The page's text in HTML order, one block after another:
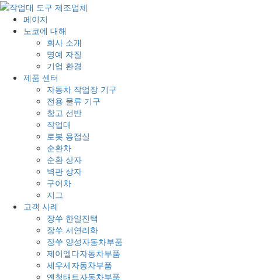
페이지
노코에 대해
회사 소개
명예 자질
기업 환경
제품 센터
자동차 작업장 기구
전용 물류 기구
창고 선반
작업대
로봇 용접실
순환차
순환 상자
벽판 상자
구이차
지그
고객 사례
장쑤 한일진택
장쑤 서연리화
장쑤 양성자동차부품
제이엘다자동차부품
세우세자동차부품
옌청태트자동차부품